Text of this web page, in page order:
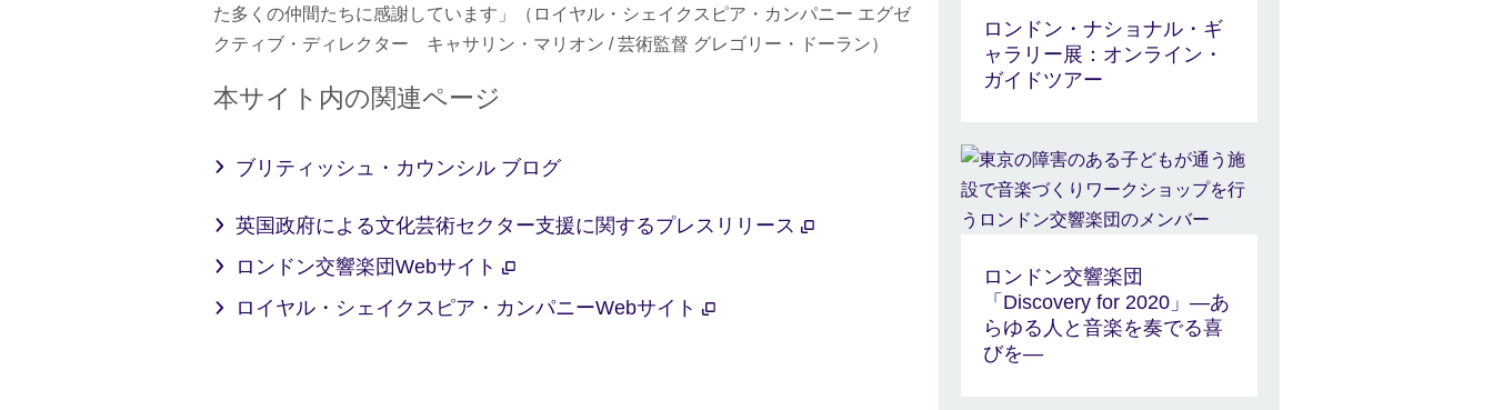
た多くの仲間たちに感謝しています」（ロイヤル・シェイクスピア・カンパニー エグゼ
クティブ・ディレクター キャサリン・マリオン / 芸術監督 グレゴリー・ドーラン）
本サイト内の関連ページ
ブリティッシュ・カウンシル ブログ
英国政府による文化芸術セクター支援に関するプレスリリース
ロンドン交響楽団Webサイト
ロイヤル・シェイクスピア・カンパニーWebサイト
ロンドン・ナショナル・ギ
ャラリー展：オンライン・
ガイドツアー
ロンドン交響楽団
「Discovery for 2020」―あ
らゆる人と音楽を奏でる喜
びを―